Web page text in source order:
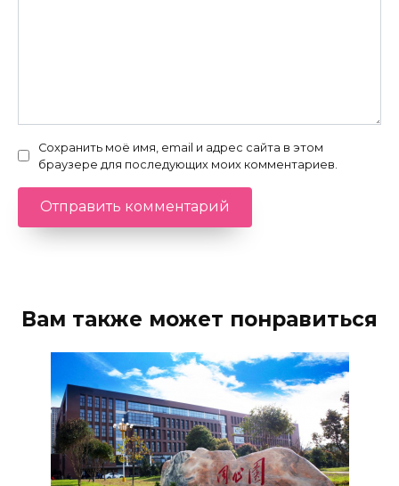
Сохранить моё имя, email и адрес сайта в этом
браузере для последующих моих комментариев.
Вам также может понравиться